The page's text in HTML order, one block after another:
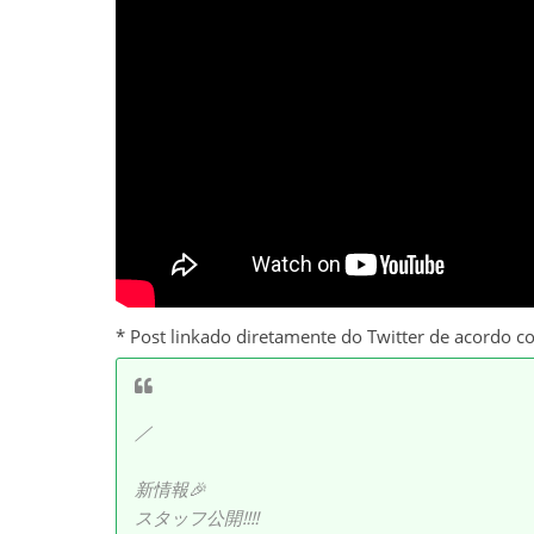
* Post linkado diretamente do Twitter de acordo
／
新情報🎉
スタッフ公開‼️‼️